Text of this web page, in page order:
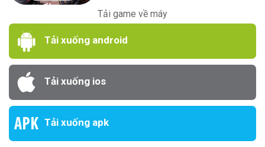
Tải game về máy
Tải xuống android
Tải xuống ios
Tải xuống apk